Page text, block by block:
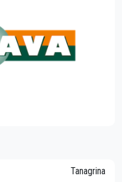
Tanagrina